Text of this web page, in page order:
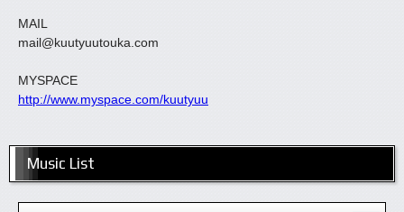
MAIL
mail@kuutyuutouka.com
MYSPACE
http://www.myspace.com/kuutyuu
Music List